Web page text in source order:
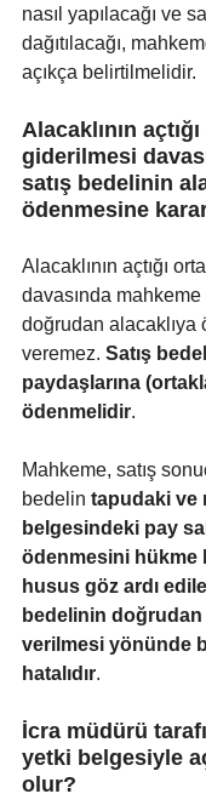
nasıl yapılacağı ve
dağıtılacağı,
açıkça belirtilmelidir.
Alacaklının
giderilmesi
satış bedelinin
ödenmesine
Alacaklının açtığı
davasında
doğrudan alacaklıya
veremez. Satış
paydaşlarına
ödenmelidir.
Mahkeme, satış
bedelin tapudaki ve
belgesindeki pay
ödenmesini hükme
husus göz ardı
bedelinin doğrudan
verilmesi yönünde
hatalıdır.
İcra müdürü
yetki belgesiyle
olur?